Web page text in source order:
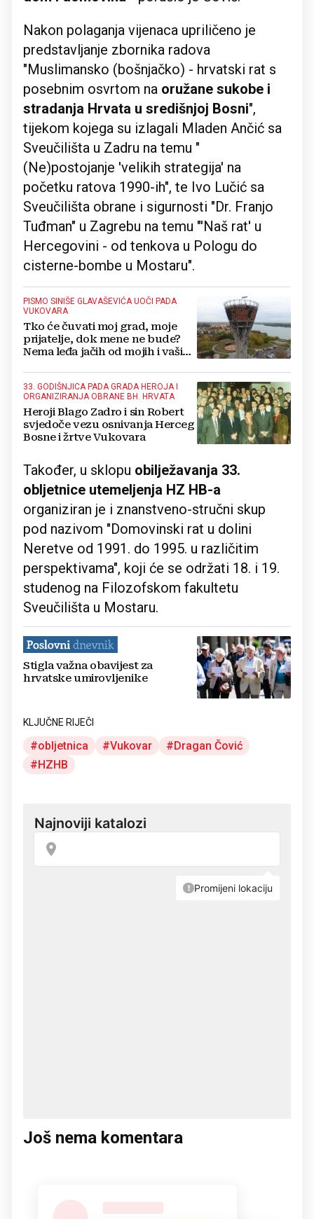
Nakon polaganja vijenaca upriličeno je
predstavljanje zbornika radova
"Muslimansko (bošnjačko) - hrvatski rat s
posebnim osvrtom na oružane sukobe i
stradanja Hrvata u središnjoj Bosni",
tijekom kojega su izlagali Mladen Ančić sa
Sveučilišta u Zadru na temu "
(Ne)postojanje 'velikih strategija' na
početku ratova 1990-ih", te Ivo Lučić sa
Sveučilišta obrane i sigurnosti "Dr. Franjo
Tuđman" u Zagrebu na temu "'Naš rat' u
Hercegovini - od tenkova u Pologu do
cisterne-bombe u Mostaru".
PISMO SINIŠE GLAVAŠEVIĆA UOČI PADA
VUKOVARA
Tko će čuvati moj grad, moje
prijatelje, dok mene ne bude?
Nema leđa jačih od mojih i vaših.
33. GODIŠNJICA PADA GRADA HEROJA I
ORGANIZIRANJA OBRANE BH. HRVATA
Heroji Blago Zadro i sin Robert
svjedoče vezu osnivanja Herceg
Bosne i žrtve Vukovara
Također, u sklopu obilježavanja 33.
obljetnice utemeljenja HZ HB-a
organiziran je i znanstveno-stručni skup
pod nazivom "Domovinski rat u dolini
Neretve od 1991. do 1995. u različitim
perspektivama", koji će se održati 18. i 19.
studenog na Filozofskom fakultetu
Sveučilišta u Mostaru.
Stigla važna obavijest za
hrvatske umirovljenike
KLJUČNE RIJEČI
obljetnica Vukovar
Dragan Čović
HZHB
Još nema komentara